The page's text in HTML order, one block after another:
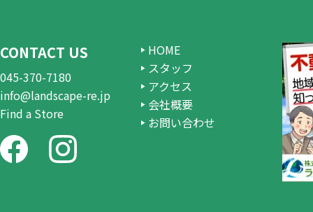
CONTACT US
045-370-7180
info@landscape-re.jp
Find a Store
HOME
スタッフ
アクセス
会社概要
お問い合わせ